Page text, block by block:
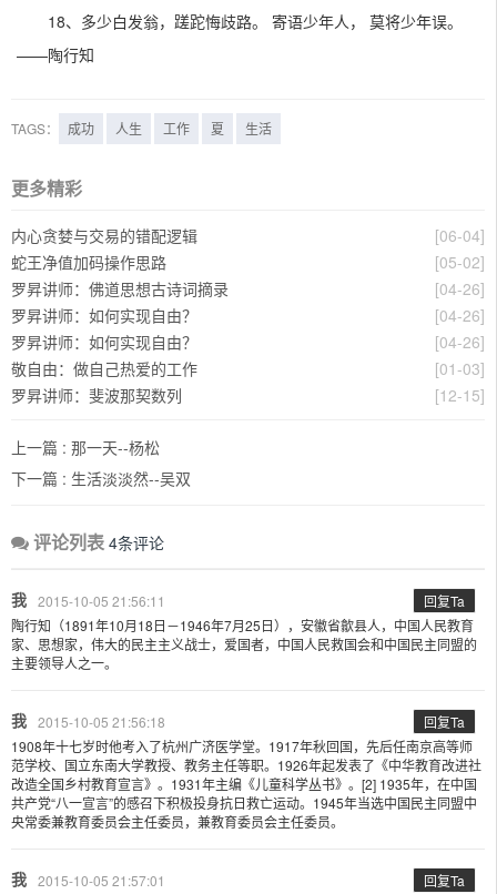
18、多少白发翁，蹉跎悔歧路。 寄语少年人， 莫将少年误。
——陶行知
TAGS： 成功 人生 工作 夏 生活
更多精彩
[06-04]
内心贪婪与交易的错配逻辑
[05-02]
蛇王净值加码操作思路
[04-26]
罗昇讲师：佛道思想古诗词摘录
[04-26]
罗昇讲师：如何实现自由？
[04-26]
罗昇讲师：如何实现自由？
[01-03]
敬自由：做自己热爱的工作
[12-15]
罗昇讲师：斐波那契数列
上一篇 : 那一天--杨松
下一篇 : 生活淡淡然--吴双
评论列表 4条评论
我 2015-10-05 21:56:11
回复Ta
陶行知（1891年10月18日－1946年7月25日），安徽省歙县人，中国人民教育
家、思想家，伟大的民主主义战士，爱国者，中国人民救国会和中国民主同盟的
主要领导人之一。
我 2015-10-05 21:56:18
回复Ta
1908年十七岁时他考入了杭州广济医学堂。1917年秋回国，先后任南京高等师
范学校、国立东南大学教授、教务主任等职。1926年起发表了《中华教育改进社
改造全国乡村教育宣言》。1931年主编《儿童科学丛书》。[2] 1935年，在中国
共产党“八一宣言”的感召下积极投身抗日救亡运动。1945年当选中国民主同盟中
央常委兼教育委员会主任委员，兼教育委员会主任委员。
我 2015-10-05 21:57:01
回复Ta